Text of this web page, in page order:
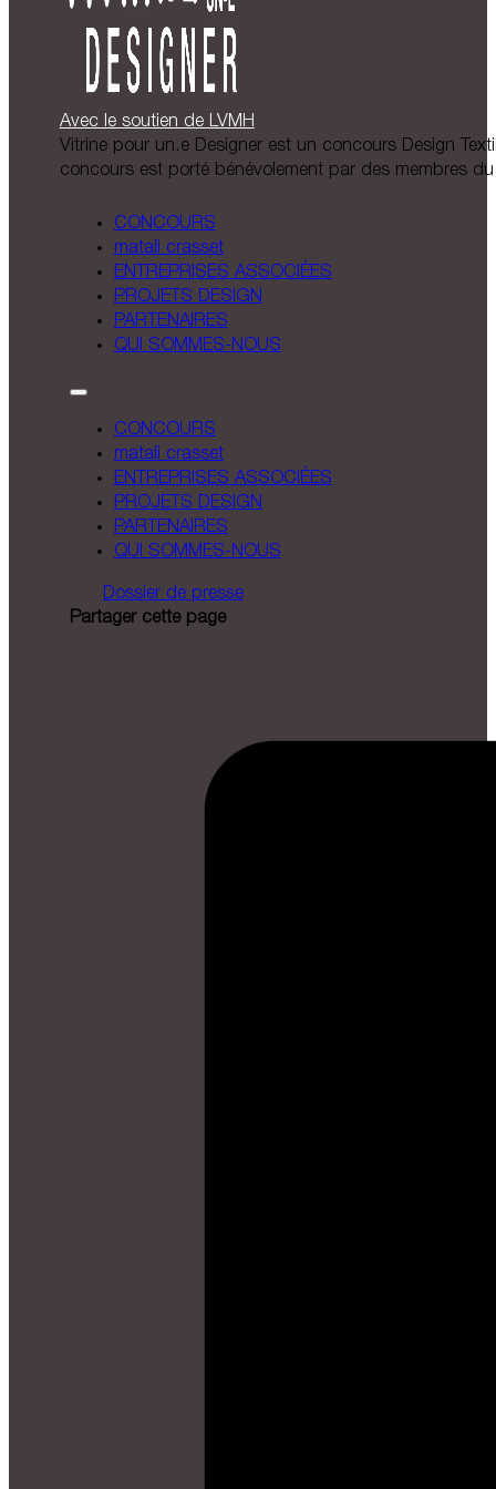
Avec le soutien de LVMH
Vitrine pour un.e Designer est un concours Design
concours est porté bénévolement par des membres
CONCOURS
matali crasset
ENTREPRISES ASSOCIÉES
PROJETS DESIGN
PARTENAIRES
QUI SOMMES-NOUS
CONCOURS
matali crasset
ENTREPRISES ASSOCIÉES
PROJETS DESIGN
PARTENAIRES
QUI SOMMES-NOUS
Dossier de presse
Partager cette page